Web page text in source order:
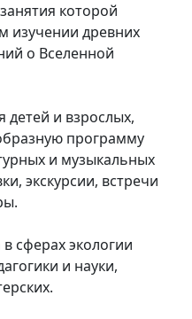
которой
изучении древних
о Вселенной
детей и взрослых,
программу
и музыкальных
экскурсии, встречи
сферах экологии
и науки,